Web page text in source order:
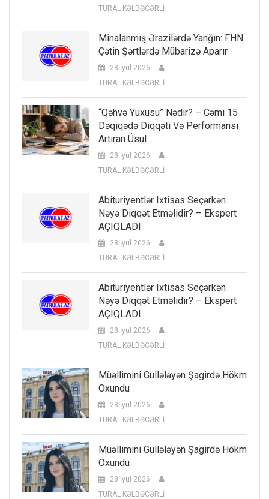
TURAL KƏLBƏCƏRLİ
Minalanmış Ərazilərdə Yanğın: FHN
Çətin Şərtlərdə Mübarizə Aparır
28 İyul 2026
TURAL KƏLBƏCƏRLİ
“Qəhvə Yuxusu” Nədir? – Cəmi 15
Dəqiqədə Diqqəti Və Performansı
Artıran Üsul
28 İyul 2026
TURAL KƏLBƏCƏRLİ
Abituriyentlər Ixtisas Seçərkən
Nəyə Diqqət Etməlidir? – Ekspert
AÇIQLADI
28 İyul 2026
TURAL KƏLBƏCƏRLİ
Abituriyentlər Ixtisas Seçərkən
Nəyə Diqqət Etməlidir? – Ekspert
AÇIQLADI
28 İyul 2026
TURAL KƏLBƏCƏRLİ
Müəllimini Güllələyən Şagirdə Hökm
Oxundu
28 İyul 2026
TURAL KƏLBƏCƏRLİ
Müəllimini Güllələyən Şagirdə Hökm
Oxundu
28 İyul 2026
TURAL KƏLBƏCƏRLİ